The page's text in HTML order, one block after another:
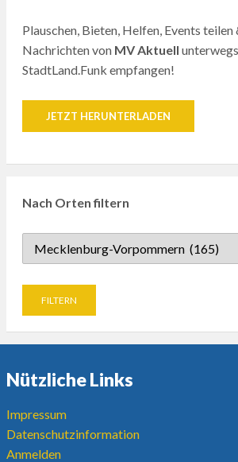
Plauschen, Bieten, Helfen, Events teilen
Nachrichten von MV Aktuell
StadtLand.Funk empfangen!
JETZT HERUNTERLADEN
Nach Orten filtern
Nützliche Links
Impressum
Datenschutzinformation
Anmelden